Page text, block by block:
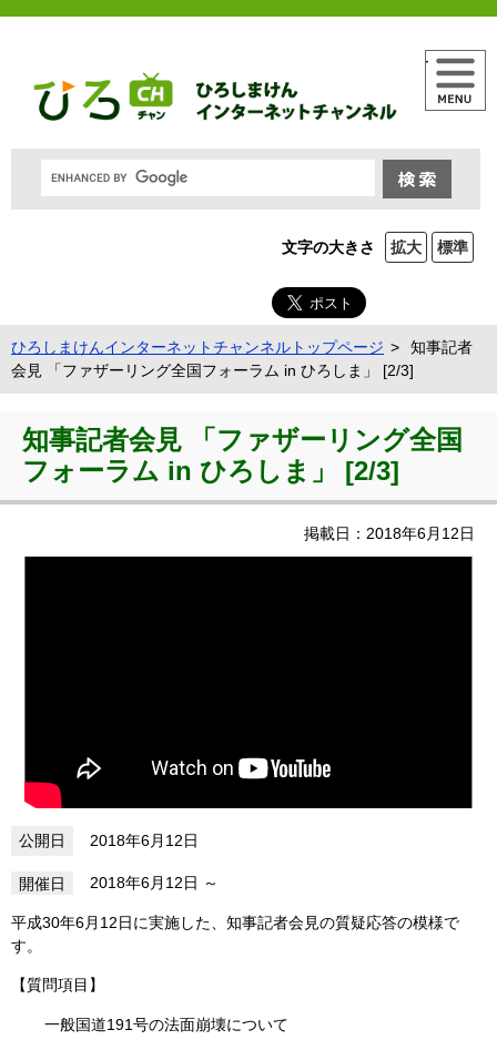
文字の大きさ 拡大 標準
メニュー
ひろしまけんインターネットチャンネルトップページ
知事記者
会見 「ファザーリング全国フォーラム in ひろしま」 [2/3]
知事記者会見 「ファザーリング全国
フォーラム in ひろしま」 [2/3]
掲載日：2018年6月12日
2018年6月12日
2018年6月12日
平成30年6月12日に実施した、知事記者会見の質疑応答の模様で
す。
【質問項目】
一般国道191号の法面崩壊について